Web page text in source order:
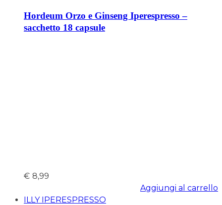
Hordeum Orzo e Ginseng Iperespresso –
sacchetto 18 capsule
€ 8,99
Aggiungi al carrello
ILLY IPERESPRESSO